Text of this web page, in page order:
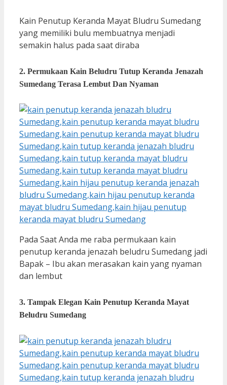
Kain Penutup Keranda Mayat Bludru Sumedang
yang memiliki bulu membuatnya menjadi
semakin halus pada saat diraba
2. Permukaan Kain Beludru Tutup Keranda Jenazah
Sumedang Terasa Lembut Dan Nyaman
Pada Saat Anda me raba permukaan kain
penutup keranda jenazah beludru Sumedang jadi
Bapak – Ibu akan merasakan kain yang nyaman
dan lembut
3. Tampak Elegan Kain Penutup Keranda Mayat
Beludru Sumedang